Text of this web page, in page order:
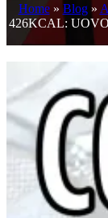
Home» Blog»
426KCAL: